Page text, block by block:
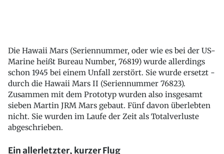
Die Hawaii Mars (Seriennummer, oder wie es bei der US-
Marine heißt Bureau Number, 76819) wurde allerdings
schon 1945 bei einem Unfall zerstört. Sie wurde ersetzt -
durch die Hawaii Mars II (Seriennummer 76823).
Zusammen mit dem Prototyp wurden also insgesamt
sieben Martin JRM Mars gebaut. Fünf davon überlebten
nicht. Sie wurden im Laufe der Zeit als Totalverluste
abgeschrieben.
Ein allerletzter, kurzer Flug